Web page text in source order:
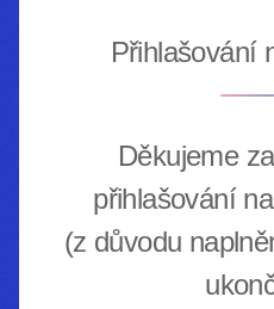
Přihlašování
Děkujeme
přihlašování
(z důvodu